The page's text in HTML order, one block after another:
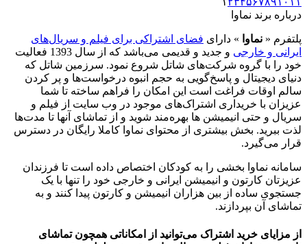
درباره برند نماوا
پلتفرم « نماوا » دارای فضای اشتراکی برای فیلم و سریال‌های
ایرانی و خارجی
و جدید و قدیمی می‌باشد که از سال 1393 فعالیت
خود را با گروه شرکت‌های شاتل شروع نمود. سرزمین شاتل که
دنیای دیجیتال و پاسخ‌گویی به حجم انبوه درخواست‌ها و پر کردن
سالم اوقات فراغت است این امکان را فراهم ساخته تا شما
عزیزان با خریداری اشتراک‌های موجود در وب سایت از فیلم و
سریال و حتی انیمیشن ها بهره‌مند شوید و از تماشای آنها تا مدت‌ها
لذت ببرید. بخش بیشتری از محتوای نماوا کاملا رایگان در دسترس
قرار می‌گیرد.
سامانه نماوا بخشی را به کودکان اختصاص داده است تا فرزندان
عزیزتان کارتون و انیمیشن ایرانی و خارجی خود را تنها با یک
جستجوی ساده از بین هزاران انیمیشن و کارتون پیدا کنند و به
تماشای آن بپردازند.
از مزایای خرید اشتراک می‌توانید از امکاناتی همچون تماشای